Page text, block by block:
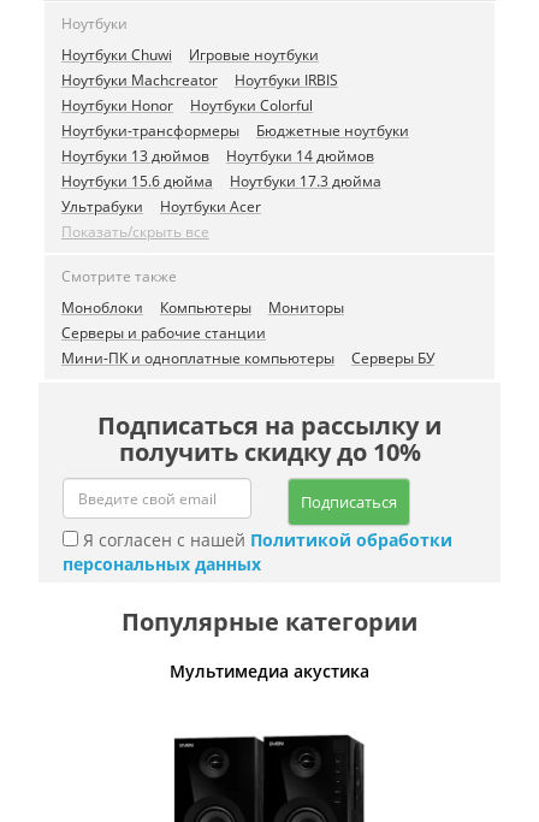
Ноутбуки
Ноутбуки Chuwi
Игровые ноутбуки
Ноутбуки Machcreator
Ноутбуки IRBIS
Ноутбуки Honor
Ноутбуки Colorful
Ноутбуки-трансформеры
Бюджетные ноутбуки
Ноутбуки 13 дюймов
Ноутбуки 14 дюймов
Ноутбуки 15.6 дюйма
Ноутбуки 17.3 дюйма
Ультрабуки
Ноутбуки Acer
Показать/скрыть все
Смотрите также
Моноблоки
Компьютеры
Мониторы
Серверы и рабочие станции
Мини-ПК и одноплатные компьютеры
Серверы БУ
Подписаться на рассылку и
получить скидку до 10%
Подписаться
Я согласен с нашей Политикой обработки
персональных данных
Популярные категории
Мультимедиа акустика